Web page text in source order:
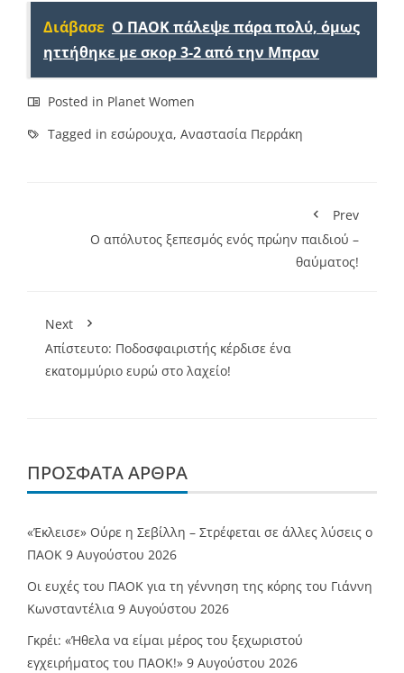
Διάβασε Ο ΠΑΟΚ πάλεψε πάρα πολύ, όμως
ηττήθηκε με σκορ 3-2 από την Μπραν
Posted in Planet Women
Tagged in εσώρουχα, Αναστασία Περράκη
Prev
Ο απόλυτος ξεπεσμός ενός πρώην παιδιού –
θαύματος!
Next
Aπίστευτο: Ποδοσφαιριστής κέρδισε ένα
εκατομμύριο ευρώ στο λαχείο!
ΠΡΌΣΦΑΤΑ ΆΡΘΡΑ
«Έκλεισε» Ούρε η Σεβίλλη – Στρέφεται σε άλλες λύσεις ο
ΠΑΟΚ 9 Αυγούστου 2026
Οι ευχές του ΠΑΟΚ για τη γέννηση της κόρης του Γιάννη
Κωνσταντέλια 9 Αυγούστου 2026
Γκρέι: «Ήθελα να είμαι μέρος του ξεχωριστού
εγχειρήματος του ΠΑΟΚ!» 9 Αυγούστου 2026